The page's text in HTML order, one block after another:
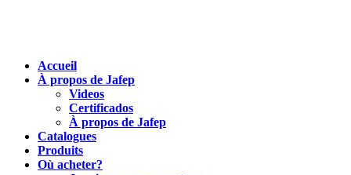
Accueil
À propos de Jafep
Videos
Certificados
À propos de Jafep
Catalogues
Produits
Où acheter?